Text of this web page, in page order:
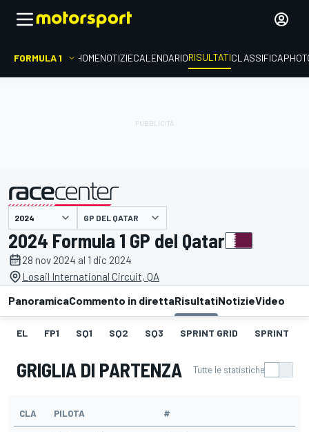
FORMULA 1 HOMENOTIZIECALENDARIORISULTATICLASSIFICA
presentato da GP DEL QATAR
2024 Formula 1 GP del Qatar
28 nov 2024 al 1 dic 2024
Losail International Circuit, QA
PanoramicaCommento in direttaRisultatiNotizieVideo
EL FP1 SQ1 SQ2 SQ3 SPRINT GRID SPRINT
GRIGLIA DI PARTENZA Tutte le statistiche
CLA PILOTA #